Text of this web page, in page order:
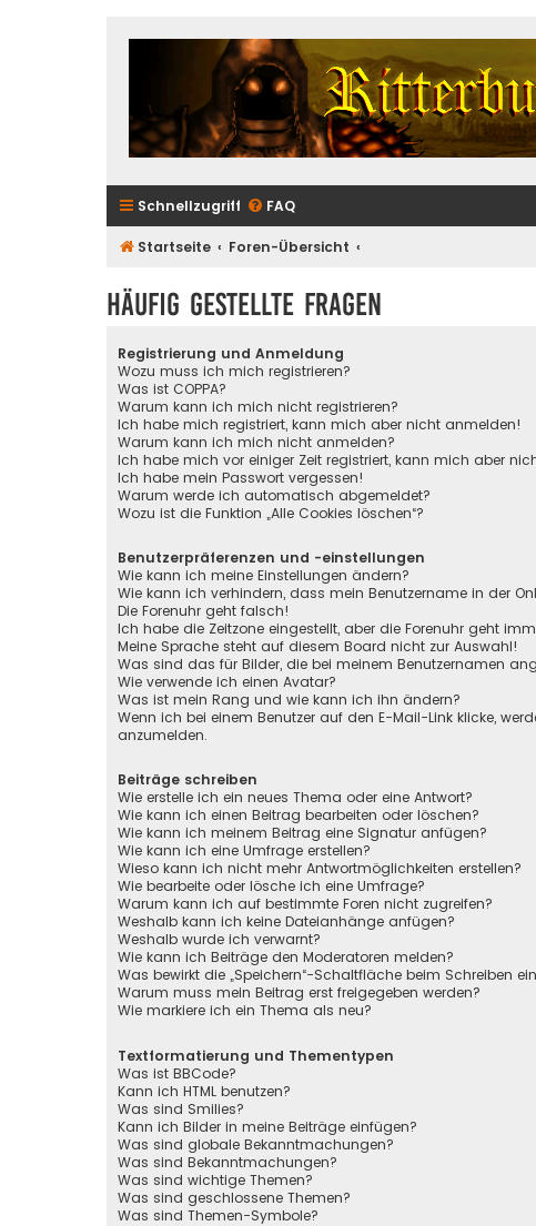
Schnellzugriff FAQ
Startseite Foren-Übersicht
Häufig gestellte Fragen
Registrierung und Anmeldung
Wozu muss ich mich registrieren?
Was ist COPPA?
Warum kann ich mich nicht registrieren?
Ich habe mich registriert, kann mich aber nicht anmelden!
Warum kann ich mich nicht anmelden?
Ich habe mich vor einiger Zeit registriert, kann mich aber
Ich habe mein Passwort vergessen!
Warum werde ich automatisch abgemeldet?
Wozu ist die Funktion „Alle Cookies löschen“?
Benutzerpräferenzen und -einstellungen
Wie kann ich meine Einstellungen ändern?
Wie kann ich verhindern, dass mein Benutzername in der
Die Forenuhr geht falsch!
Ich habe die Zeitzone eingestellt, aber die Forenuhr geht
Meine Sprache steht auf diesem Board nicht zur Auswahl!
Was sind das für Bilder, die bei meinem Benutzernamen
Wie verwende ich einen Avatar?
Was ist mein Rang und wie kann ich ihn ändern?
Wenn ich bei einem Benutzer auf den E-Mail-Link klicke,
anzumelden.
Beiträge schreiben
Wie erstelle ich ein neues Thema oder eine Antwort?
Wie kann ich einen Beitrag bearbeiten oder löschen?
Wie kann ich meinem Beitrag eine Signatur anfügen?
Wie kann ich eine Umfrage erstellen?
Wieso kann ich nicht mehr Antwortmöglichkeiten erstellen?
Wie bearbeite oder lösche ich eine Umfrage?
Warum kann ich auf bestimmte Foren nicht zugreifen?
Weshalb kann ich keine Dateianhänge anfügen?
Weshalb wurde ich verwarnt?
Wie kann ich Beiträge den Moderatoren melden?
Was bewirkt die „Speichern“-Schaltfläche beim Schreiben
Warum muss mein Beitrag erst freigegeben werden?
Wie markiere ich ein Thema als neu?
Textformatierung und Thementypen
Was ist BBCode?
Kann ich HTML benutzen?
Was sind Smilies?
Kann ich Bilder in meine Beiträge einfügen?
Was sind globale Bekanntmachungen?
Was sind Bekanntmachungen?
Was sind wichtige Themen?
Was sind geschlossene Themen?
Was sind Themen-Symbole?